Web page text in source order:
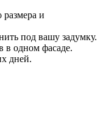
и
под вашу задумку.
в одном фасаде.
дней.